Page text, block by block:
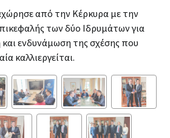
από την Κέρκυρα με την
των δύο Ιδρυμάτων για
ενδυνάμωση της σχέσης που
καλλιεργείται.